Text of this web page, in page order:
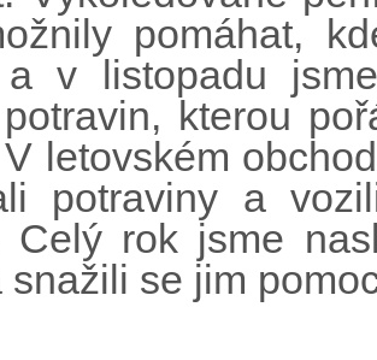
pomáhat,
a v listopadu
kterou
letovském
potraviny a
Celý rok jsme
snažili se jim